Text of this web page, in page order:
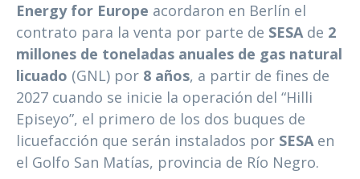
Energy for Europe acordaron en Berlín el
contrato para la venta por parte de SESAde 2
millones de toneladas anuales de gas natural
licuado (GNL) por 8 años, a partir de fines de
2027 cuando se inicie la operación del “Hilli
Episeyo”, el primero de los dos buques de
licuefacción que serán instalados por SESAen
el Golfo San Matías, provincia de Río Negro.